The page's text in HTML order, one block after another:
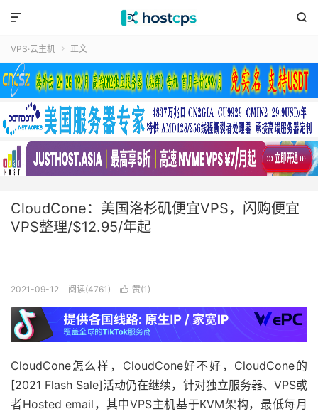


VPS·云主机  正文
CloudCone：美国洛杉矶便宜VPS，闪购便宜
VPS整理/$12.95/年起
2021-09-12 阅读(4761)  赞(1 )
CloudCone怎么样，CloudCone好不好，CloudCone的
[2021 Flash Sale]活动仍在继续，针对独立服务器、VPS或
者Hosted email，其中VPS主机基于KVM架构，最低每月